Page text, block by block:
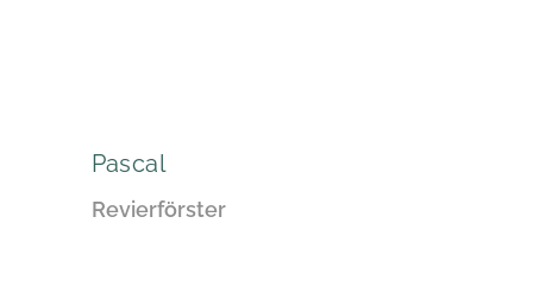
Pascal
Revierförster